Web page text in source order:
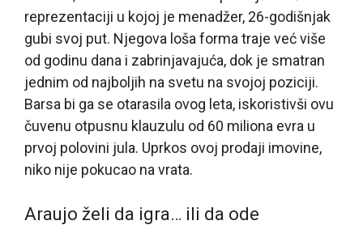
reprezentaciji u kojoj je menadžer, 26-godišnjak
gubi svoj put. Njegova loša forma traje već više
od godinu dana i zabrinjavajuća, dok je smatran
jednim od najboljih na svetu na svojoj poziciji.
Barsa bi ga se otarasila ovog leta, iskoristivši ovu
čuvenu otpusnu klauzulu od 60 miliona evra u
prvoj polovini jula. Uprkos ovoj prodaji imovine,
niko nije pokucao na vrata.
Araujo želi da igra… ili da ode